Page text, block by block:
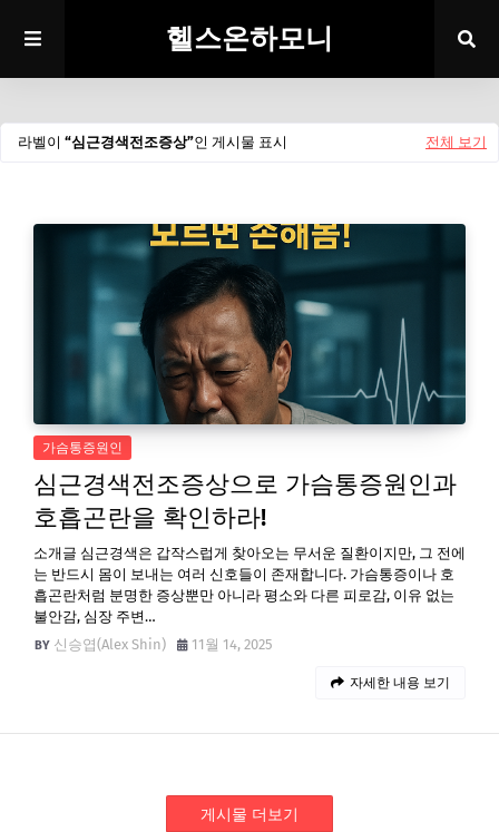
헬스온하모니
라벨이 심근경색전조증상 인 게시물 표시 전체 보기
가슴통증원인
심근경색전조증상으로 가슴통증원인과
호흡곤란을 확인하라!
소개글 심근경색은 갑작스럽게 찾아오는 무서운 질환이지만, 그 전에
는 반드시 몸이 보내는 여러 신호들이 존재합니다. 가슴통증이나 호
흡곤란처럼 분명한 증상뿐만 아니라 평소와 다른 피로감, 이유 없는
불안감, 심장 주변…
신승엽(Alex Shin)
11월 14, 2025
자세한 내용 보기
게시물 더보기